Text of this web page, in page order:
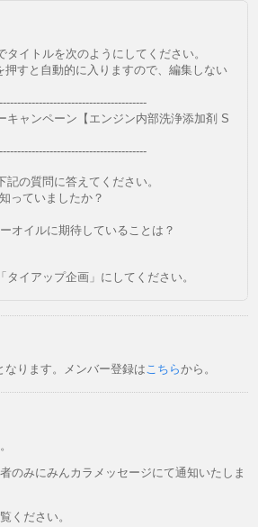
タイトルを次のようにしてください。
すと自動的に入りますので、編集しない
キャンペーン【エンジン内部洗浄添加剤 S
記の質問に答えてください。
っていましたか？
オイルに期待していることは？
タイアップ企画」にしてください。
ります。メンバー登録は こちらから。
のみにみんカラメッセージにて通知いたしま
ください。